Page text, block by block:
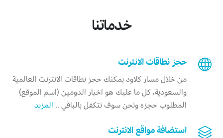
خدماتنا
حجز نطاقات الانترنت
من خلال مسار كلاود يمكنك حجز نطاقات الانترنت العالمية
والسعودية، كل ما عليك هو اخيار الدومين (اسم الموقع)
المطلوب حجزه ونحن سوف نتكفل بالباقي .. المزيد
استضافة مواقع الانترنت